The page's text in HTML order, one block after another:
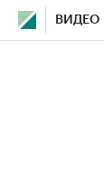
ВИДЕО